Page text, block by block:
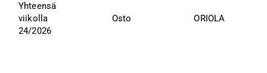
Yhteensä
viikolla
24/2026
Osto ORIOLA